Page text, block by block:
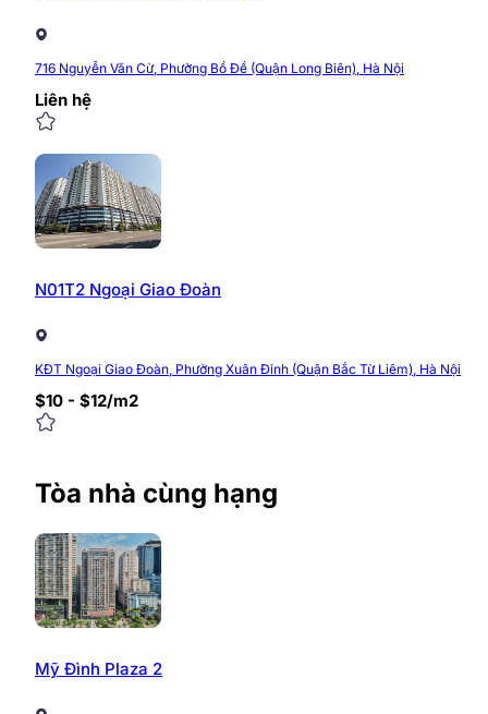
716 Nguyễn Văn Cừ, Phường Bồ Đề (Quận Long Biên), Hà Nội
Liên hệ
N01T2 Ngoại Giao Đoàn
KĐT Ngoại Giao Đoàn, Phường Xuân Đỉnh (Quận Bắc Từ Liêm), Hà Nội
$10 - $12/m2
Tòa nhà cùng hạng
Mỹ Đình Plaza 2